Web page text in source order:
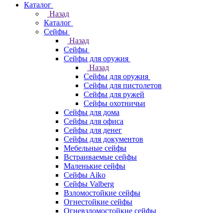
Каталог
Назад
Каталог
Cейфы
Назад
Cейфы
Cейфы для оружия
Назад
Cейфы для оружия
Сейфы для пистолетов
Сейфы для ружей
Сейфы охотничьи
Cейфы для дома
Cейфы для офиса
Сейфы для денег
Сейфы для документов
Мебельные сейфы
Встраиваемые сейфы
Маленькие сейфы
Сейфы Aiko
Сейфы Valberg
Взломостойкие сейфы
Огнестойкие сейфы
Огневзломостойкие сейфы